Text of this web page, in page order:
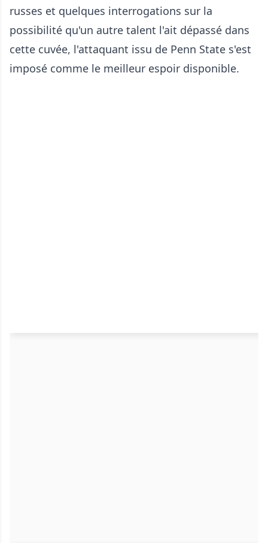
russes et quelques interrogations sur la
possibilité qu'un autre talent l'ait dépassé dans
cette cuvée, l'attaquant issu de Penn State s'est
imposé comme le meilleur espoir disponible.